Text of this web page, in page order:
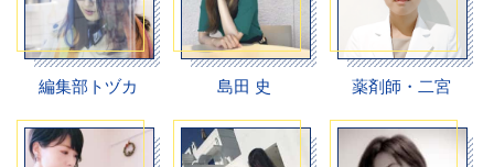
編集部トヅカ 島田 史 薬剤師・二宮